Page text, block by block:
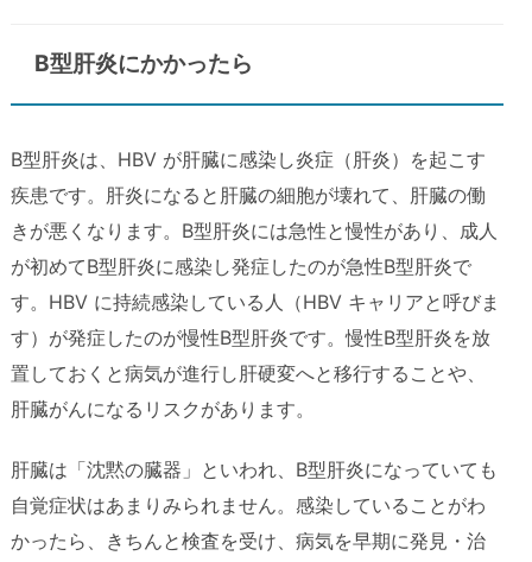
B型肝炎にかかったら
B型肝炎は、HBV が肝臓に感染し炎症（肝炎）を起こす
疾患です。肝炎になると肝臓の細胞が壊れて、肝臓の働
きが悪くなります。B型肝炎には急性と慢性があり、成人
が初めてB型肝炎に感染し発症したのが急性B型肝炎で
す。HBV に持続感染している人（HBV キャリアと呼びま
す）が発症したのが慢性B型肝炎です。慢性B型肝炎を放
置しておくと病気が進行し肝硬変へと移行することや、
肝臓がんになるリスクがあります。
肝臓は「沈黙の臓器」といわれ、B型肝炎になっていても
自覚症状はあまりみられません。感染していることがわ
かったら、きちんと検査を受け、病気を早期に発見・治